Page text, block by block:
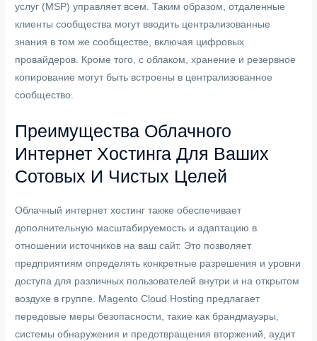
услуг (MSP) управляет всем. Таким образом, отдаленные
клиенты сообщества могут вводить централизованные
знания в том же сообществе, включая цифровых
провайдеров. Кроме того, с облаком, хранение и резервное
копирование могут быть встроены в централизованное
сообщество.
Преимущества Облачного
Интернет Хостинга Для Ваших
Сотовых И Чистых Целей
Облачный интернет хостинг также обеспечивает
дополнительную масштабируемость и адаптацию в
отношении источников на ваш сайт. Это позволяет
предприятиям определять конкретные разрешения и уровни
доступа для различных пользователей внутри и на открытом
воздухе в группе. Magento Cloud Hosting предлагает
передовые меры безопасности, такие как брандмауэры,
системы обнаружения и предотвращения вторжений, аудит